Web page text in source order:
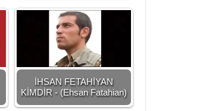
İHSAN FETAHİYAN
KİMDİR - (Ehsan Fatahian)